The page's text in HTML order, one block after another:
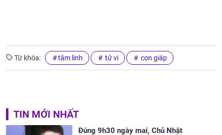
Từ khóa: tâm linh tử vi con giáp
TIN MỚI NHẤT
Đúng 9h30 ngày mai, Chủ Nhật